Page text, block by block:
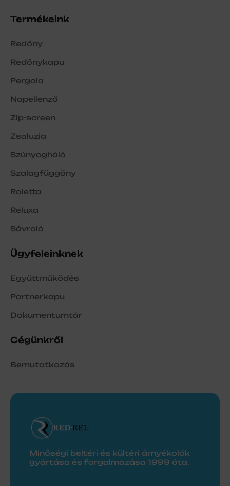
Termékeink
Redőny
Redőnykapu
Pergola
Napellenző
Zip-screen
Zsaluzia
Szúnyogháló
Szalagfüggöny
Roletta
Reluxa
Sávroló
Ügyfeleinknek
Együttműködés
Partnerkapu
Dokumentumtár
Cégünkről
Bemutatkozás
Minőségi beltéri és kültéri árnyékolók
gyártása és forgalmazása 1999 óta.